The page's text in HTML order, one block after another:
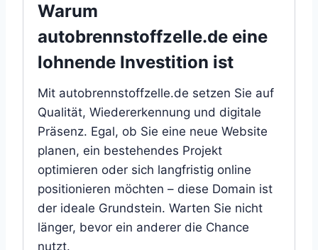
Warum
autobrennstoffzelle.de eine
lohnende Investition ist
Mit autobrennstoffzelle.de setzen Sie auf
Qualität, Wiedererkennung und digitale
Präsenz. Egal, ob Sie eine neue Website
planen, ein bestehendes Projekt
optimieren oder sich langfristig online
positionieren möchten – diese Domain ist
der ideale Grundstein. Warten Sie nicht
länger, bevor ein anderer die Chance
nutzt.